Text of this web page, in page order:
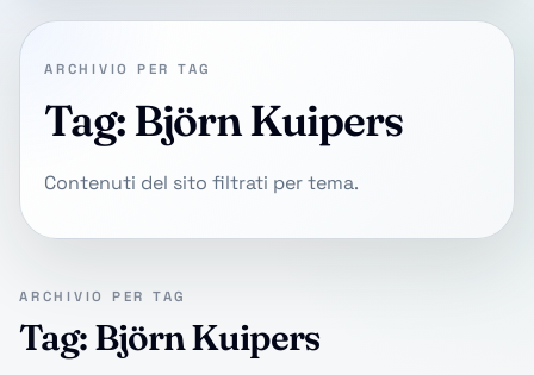
ARCHIVIO PER TAG
Tag: Björn Kuipers
Contenuti del sito filtrati per tema.
ARCHIVIO PER TAG
Tag: Björn Kuipers